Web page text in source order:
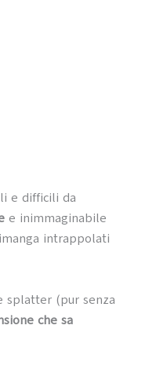
e difficili da
e inimmaginabile
intrappolati
splatter (pur senza
che sa